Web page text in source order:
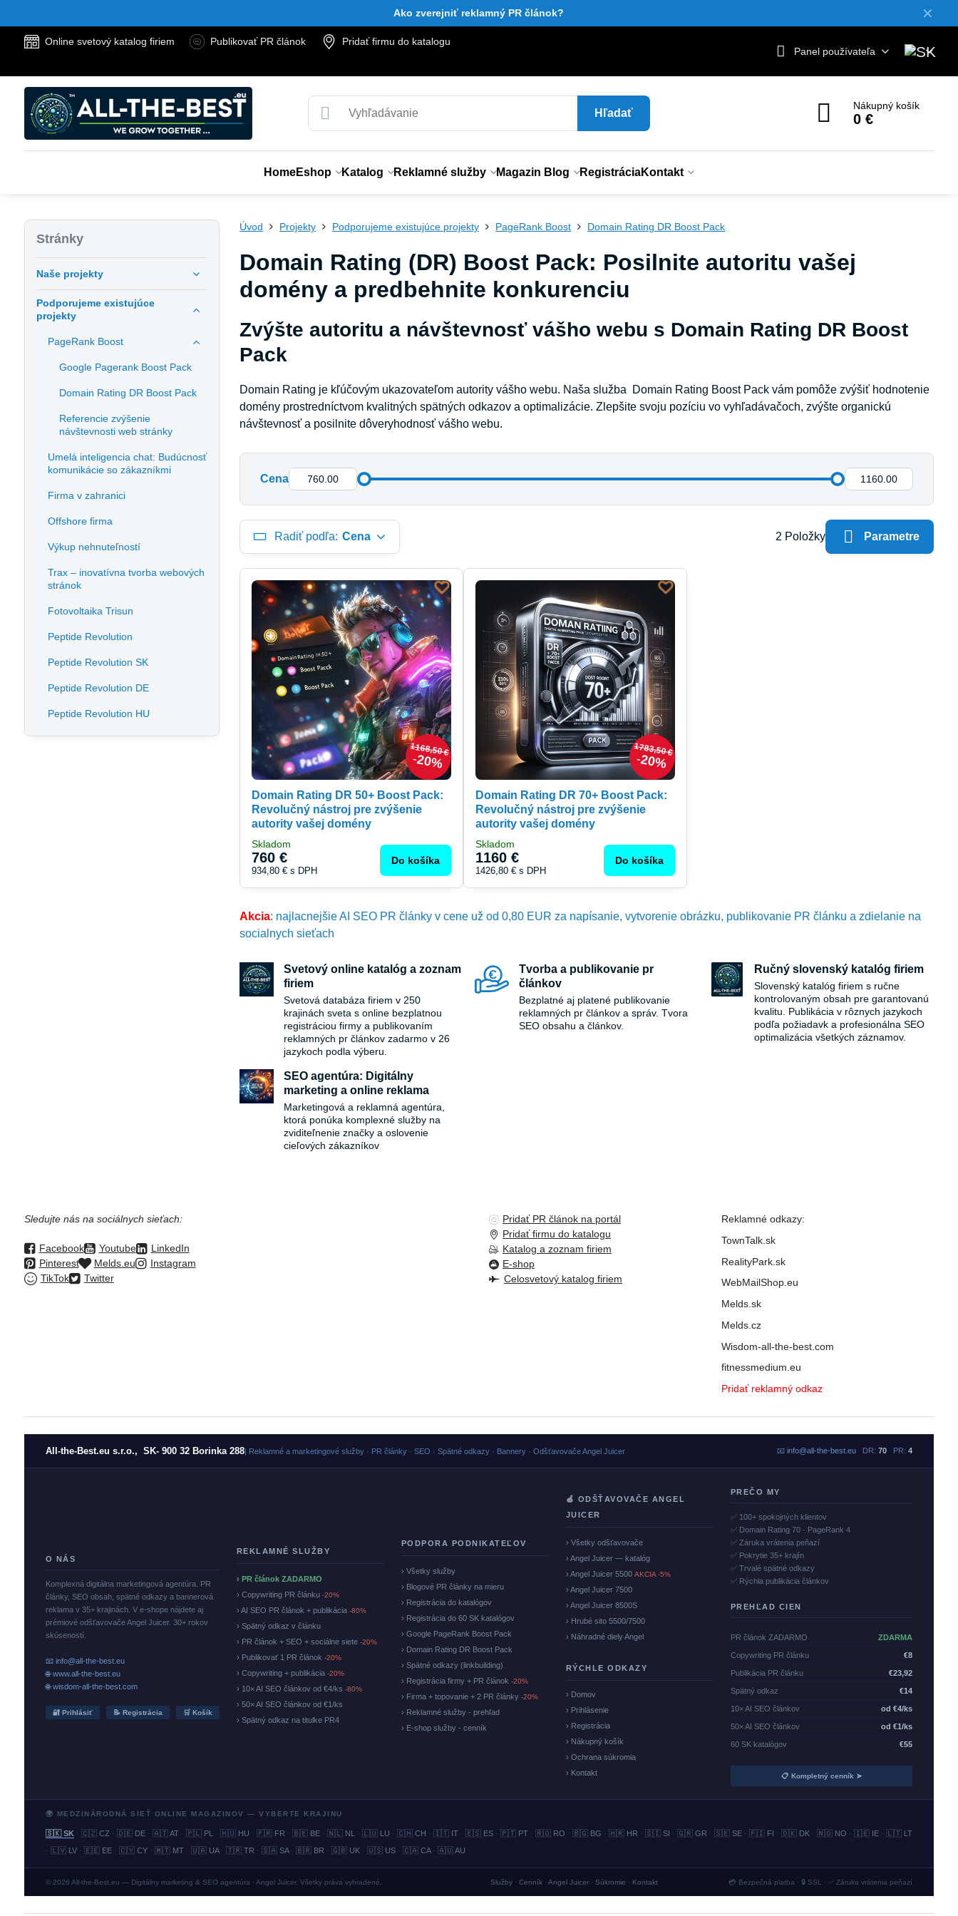
✕
Ako zverejniť reklamný PR článok?
Online svetový katalog firiem Publikovať PR článok
Pridať firmu do katalogu
Panel používateľa
Hľadať
Nákupný košík
0 €
HomeEshop Katalog Reklamné služby Magazin Blog RegistráciaKontakt
Úvod Projekty Podporujeme existujúce projekty PageRank Boost Domain Rating DR Boost Pack
Domain Rating (DR) Boost Pack: Posilnite autoritu vašej
domény a predbehnite konkurenciu
Zvýšte autoritu a návštevnosť vášho webu s Domain Rating DR Boost
Pack
Domain Rating je kľúčovým ukazovateľom autority vášho webu. Naša služba Domain Rating Boost Pack vám pomôže zvýšiť hodnotenie
domény prostredníctvom kvalitných spätných odkazov a optimalizácie. Zlepšite svoju pozíciu vo vyhľadávačoch, zvýšte organickú
návštevnosť a posilnite dôveryhodnosť vášho webu.
Radiť podľa: Cena 2 Položky Parametre
1168,50 €
20%
Domain Rating DR 50+ Boost Pack:
Revolučný nástroj pre zvýšenie
autority vašej domény
Skladom
760 €
934,80 €s DPH
Do košíka
1783,50 €
20%
Domain Rating DR 70+ Boost Pack:
Revolučný nástroj pre zvýšenie
autority vašej domény
Skladom
1160 €
1426,80 €s DPH
Do košíka
Cena Do:
Akcia: najlacnejšie AI SEO PR články v cene už od 0,80 EUR za napísanie, vytvorenie obrázku, publikovanie PR článku a zdielanie na
socialnych sieťach
Svetový online katalóg a zoznam
firiem
Svetová databáza firiem v 250
krajinách sveta s online bezplatnou
registráciou firmy a publikovaním
reklamných pr článkov zadarmo v 26
jazykoch podla výberu.
Tvorba a publikovanie pr
článkov
Bezplatné aj platené publikovanie
reklamných pr článkov a správ. Tvora
SEO obsahu a článkov.
Ručný slovenský katalóg firiem
Slovenský katalóg firiem s ručne
kontrolovaným obsah pre garantovanú
kvalitu. Publikácia v rôznych jazykoch
podľa požiadavk a profesionálna SEO
optimalizácia všetkých záznamov.
SEO agentúra: Digitálny
marketing a online reklama
Marketingová a reklamná agentúra,
ktorá ponúka komplexné služby na
zviditeľnenie značky a oslovenie
cieľových zákazníkov
Stránky
Naše projekty
Podporujeme existujúce
projekty
PageRank Boost
Google Pagerank Boost Pack
Domain Rating DR Boost Pack
Referencie zvýšenie
návštevnosti web stránky
Umelá inteligencia chat: Budúcnosť
komunikácie so zákazníkmi
Firma v zahranici
Offshore firma
Výkup nehnuteľností
Trax – inovatívna tvorba webových
stránok
Fotovoltaika Trisun
Peptide Revolution
Peptide Revolution SK
Peptide Revolution DE
Peptide Revolution HU
Sledujte nás na sociálnych sieťach:
Facebook Youtube
LinkedIn
Pinterest
Melds.eu
Instagram
TikTok
Twitter
Pridať PR článok na portál
Pridať firmu do katalogu
Katalog a zoznam firiem
E-shop
Celosvetový katalog firiem
Reklamné odkazy:
TownTalk.sk
RealityPark.sk
WebMailShop.eu
Melds.sk
Melds.cz
Wisdom-all-the-best.com
fitnessmedium.eu
Pridať reklamný odkaz
All-the-Best.eu s.r.o., SK- 900 32 Borinka 288| Reklamné a marketingové služby · PR články · SEO · Spätné odkazy · Bannery · Odšťavovače Angel Juicer 📧 info@all-the-best.euDR: 70PR: 4
O NÁS
Komplexná digitálna marketingová agentúra. PR
články, SEO obsah, spätné odkazy a bannerová
reklama v 35+ krajinách. V e-shope nájdete aj
prémiové odšťavovače Angel Juicer. 30+ rokov
skúseností.
📧 info@all-the-best.eu
🌐 www.all-the-best.eu
🌐 wisdom-all-the-best.com
🔐 Prihlásiť 📝 Registrácia 🛒 Košík
REKLAMNÉ SLUŽBY
› PR článok ZADARMO
› Copywriting PR článku -20%
› AI SEO PR článok + publikácia -80%
› Spätný odkaz v článku
› PR článok + SEO + sociálne siete -20%
› Publikovať 1 PR článok -20%
› Copywriting + publikácia -20%
› 10× AI SEO článkov od €4/ks -80%
› 50× AI SEO článkov od €1/ks
› Spätný odkaz na titulke PR4
PODPORA PODNIKATEĽOV
› Všetky služby
› Blogové PR články na mieru
› Registrácia do katalógov
› Registrácia do 60 SK katalógov
› Google PageRank Boost Pack
› Domain Rating DR Boost Pack
› Spätné odkazy (linkbuilding)
› Registrácia firmy + PR článok -20%
› Firma + topovanie + 2 PR články -20%
› Reklamné služby - prehľad
› E-shop služby - cenník
🍏 ODŠŤAVOVAČE ANGEL
JUICER
› Všetky odšťavovače
› Angel Juicer — katalóg
› Angel Juicer 5500 AKCIA -5%
› Angel Juicer 7500
› Angel Juicer 8500S
› Hrubé sito 5500/7500
› Náhradné diely Angel
RÝCHLE ODKAZY
› Domov
› Prihlásenie
› Registrácia
› Nákupný košík
› Ochrana súkromia
› Kontakt
PREČO MY
✅ 100+ spokojných klientov
✅ Domain Rating 70 · PageRank 4
✅ Záruka vrátenia peňazí
✅ Pokrytie 35+ krajín
✅ Trvalé spätné odkazy
✅ Rýchla publikácia článkov
PREHĽAD CIEN
PR článok ZADARMO ZDARMA
Copywriting PR článku €8
Publikácia PR článku €23,92
Spätný odkaz €14
10× AI SEO článkov od €4/ks
50× AI SEO článkov od €1/ks
60 SK katalógov €55
📋 Kompletný cenník ➤
🌍 MEDZINÁRODNÁ SIEŤ ONLINE MAGAZINOV — VYBERTE KRAJINU
🇸🇰 SK · 🇨🇿 CZ · 🇩🇪 DE · 🇦🇹 AT · 🇵🇱 PL · 🇭🇺 HU · 🇫🇷 FR · 🇧🇪 BE · 🇳🇱 NL · 🇱🇺 LU · 🇨🇭 CH · 🇮🇹 IT · 🇪🇸 ES · 🇵🇹 PT · 🇷🇴 RO · 🇧🇬 BG · 🇭🇷 HR · 🇸🇮 SI · 🇬🇷 GR · 🇸🇪 SE · 🇫🇮 FI · 🇩🇰 DK · 🇳🇴 NO · 🇮🇪 IE · 🇱🇹 LT
· 🇱🇻 LV · 🇪🇪 EE · 🇨🇾 CY · 🇲🇹 MT · 🇺🇦 UA · 🇹🇷 TR · 🇸🇦 SA · 🇧🇷 BR · 🇬🇧 UK · 🇺🇸 US · 🇨🇦 CA · 🇦🇺 AU
© 2026 All-the-Best.eu — Digitálny marketing & SEO agentúra · Angel Juicer. Všetky práva vyhradené. Služby ·Cenník ·Angel Juicer ·Súkromie · Kontakt 💳 Bezpečná platba · 🔒 SSL · ✅ Záruka vrátenia peňazí